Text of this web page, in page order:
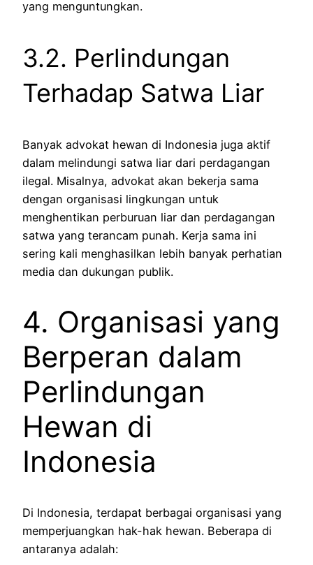
yang menguntungkan.
3.2. Perlindungan
Terhadap Satwa Liar
Banyak advokat hewan di Indonesia juga aktif
dalam melindungi satwa liar dari perdagangan
ilegal. Misalnya, advokat akan bekerja sama
dengan organisasi lingkungan untuk
menghentikan perburuan liar dan perdagangan
satwa yang terancam punah. Kerja sama ini
sering kali menghasilkan lebih banyak perhatian
media dan dukungan publik.
4. Organisasi yang
Berperan dalam
Perlindungan
Hewan di
Indonesia
Di Indonesia, terdapat berbagai organisasi yang
memperjuangkan hak-hak hewan. Beberapa di
antaranya adalah: